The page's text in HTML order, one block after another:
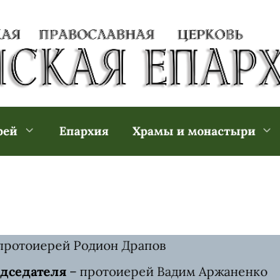
Епархия Храмы и монастыри
Родион Драпов
– протоиерей Вадим Аржаненко